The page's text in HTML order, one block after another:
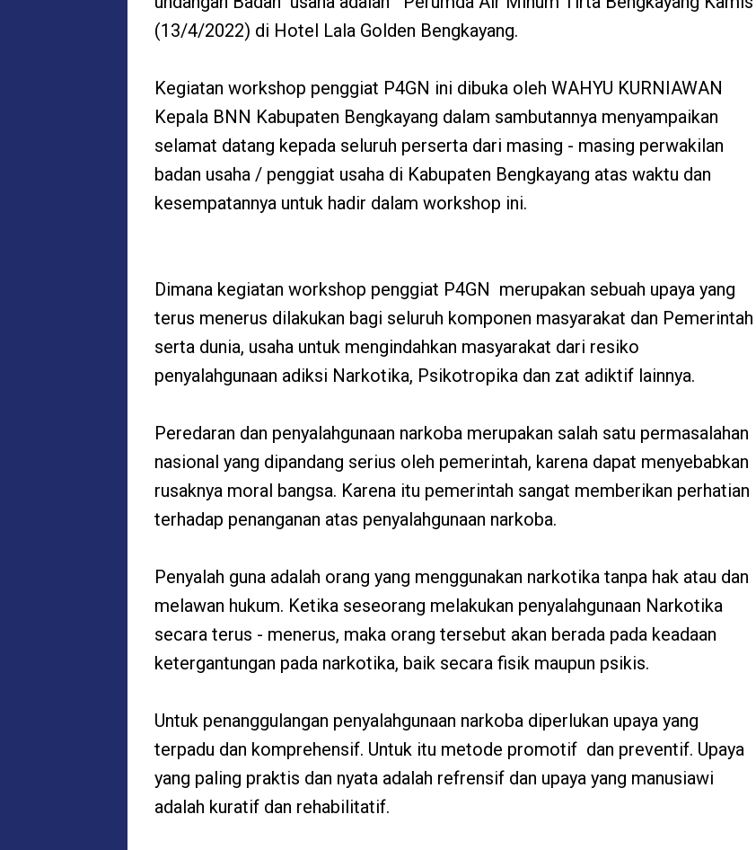
(13/4/2022) di Hotel Lala Golden Bengkayang.
Kegiatan workshop penggiat P4GN ini dibuka oleh WAHYU KURNIAWAN
Kepala BNN Kabupaten Bengkayang dalam sambutannya menyampaikan
selamat datang kepada seluruh perserta dari masing - masing perwakilan
badan usaha / penggiat usaha di Kabupaten Bengkayang atas waktu dan
kesempatannya untuk hadir dalam workshop ini.
Dimana kegiatan workshop penggiat P4GN merupakan sebuah upaya yang
terus menerus dilakukan bagi seluruh komponen masyarakat dan Pemerintah
serta dunia, usaha untuk mengindahkan masyarakat dari resiko
penyalahgunaan adiksi Narkotika, Psikotropika dan zat adiktif lainnya.
Peredaran dan penyalahgunaan narkoba merupakan salah satu permasalahan
nasional yang dipandang serius oleh pemerintah, karena dapat menyebabkan
rusaknya moral bangsa. Karena itu pemerintah sangat memberikan perhatian
terhadap penanganan atas penyalahgunaan narkoba.
Penyalah guna adalah orang yang menggunakan narkotika tanpa hak atau dan
melawan hukum. Ketika seseorang melakukan penyalahgunaan Narkotika
secara terus - menerus, maka orang tersebut akan berada pada keadaan
ketergantungan pada narkotika, baik secara fisik maupun psikis.
Untuk penanggulangan penyalahgunaan narkoba diperlukan upaya yang
terpadu dan komprehensif. Untuk itu metode promotif dan preventif. Upaya
yang paling praktis dan nyata adalah refrensif dan upaya yang manusiawi
adalah kuratif dan rehabilitatif.